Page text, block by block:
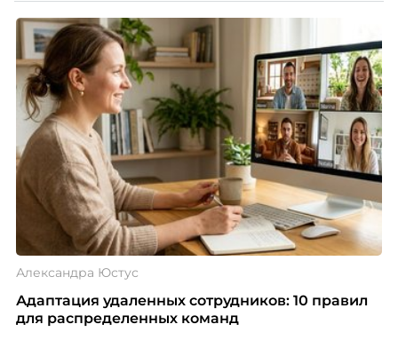
Александра Юстус
Адаптация удаленных сотрудников: 10 правил
для распределенных команд